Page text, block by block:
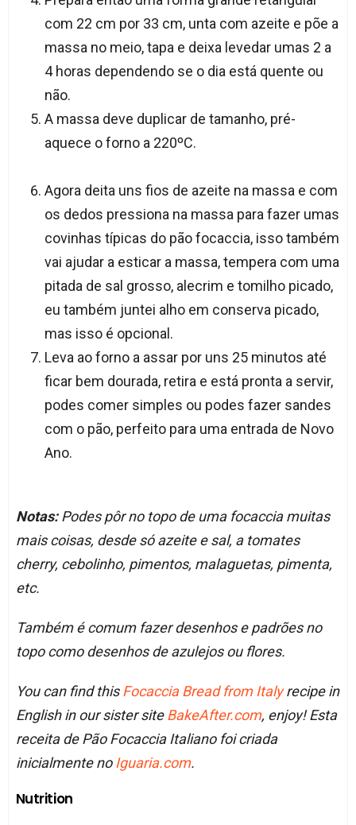
com 22 cm por 33 cm, unta com azeite e põe a
massa no meio, tapa e deixa levedar umas 2 a
4 horas dependendo se o dia está quente ou
não.
A massa deve duplicar de tamanho, pré-
aquece o forno a 220ºC.
Agora deita uns fios de azeite na massa e com
os dedos pressiona na massa para fazer umas
covinhas típicas do pão focaccia, isso também
vai ajudar a esticar a massa, tempera com uma
pitada de sal grosso, alecrim e tomilho picado,
eu também juntei alho em conserva picado,
mas isso é opcional.
Leva ao forno a assar por uns 25 minutos até
ficar bem dourada, retira e está pronta a servir,
podes comer simples ou podes fazer sandes
com o pão, perfeito para uma entrada de Novo
Ano.
Notas:Podes pôr no topo de uma focaccia muitas
mais coisas, desde só azeite e sal, a tomates
cherry, cebolinho, pimentos, malaguetas, pimenta,
etc.
Também é comum fazer desenhos e padrões no
topo como desenhos de azulejos ou flores.
You can find thisFocaccia Bread from Italyrecipe in
English in our sister siteBakeAfter.com, enjoy! Esta
receita de Pão Focaccia Italiano foi criada
inicialmente noIguaria.com.
Nutrition